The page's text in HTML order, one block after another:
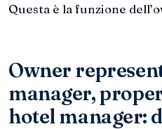
Questa è la funzione
Owner
manager,
hotel manager: